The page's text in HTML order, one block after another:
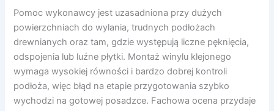
Pomoc wykonawcy jest uzasadniona przy dużych
powierzchniach do wylania, trudnych podłożach
drewnianych oraz tam, gdzie występują liczne pęknięcia,
odspojenia lub luźne płytki. Montaż winylu klejonego
wymaga wysokiej równości i bardzo dobrej kontroli
podłoża, więc błąd na etapie przygotowania szybko
wychodzi na gotowej posadzce. Fachowa ocena przydaje